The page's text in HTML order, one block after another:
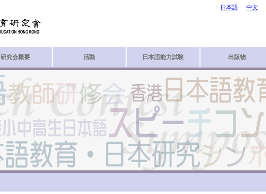
日本語 中文
研究会概要 活動 日本語能力試験 出版物